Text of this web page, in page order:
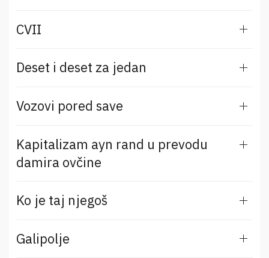
CVII
Deset i deset za jedan
Vozovi pored save
Kapitalizam ayn rand u prevodu
damira ovčine
Ko je taj njegoš
Galipolje